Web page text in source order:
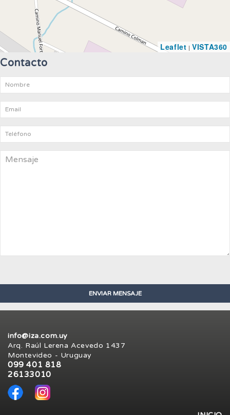
Leaflet |VISTA360
Contacto
info@iza.com.uy
Arq. Raúl Lerena Acevedo 1437
Montevideo - Uruguay
099 401 818
26133010